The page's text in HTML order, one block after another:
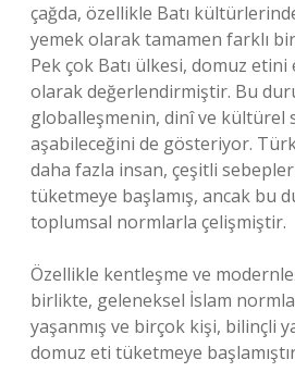
çağda, özellikle Batı
yemek olarak tamamen farklı
Pek çok Batı ülkesi, domuz
olarak değerlendirmiştir. Bu
globalleşmenin, dinî ve kültürel
aşabileceğini de gösteriyor.
daha fazla insan, çeşitli
tüketmeye başlamış, ancak bu
toplumsal normlarla çelişmiştir.
Özellikle kentleşme ve
birlikte, geleneksel İslam
yaşanmış ve birçok kişi, bilinçli
domuz eti tüketmeye